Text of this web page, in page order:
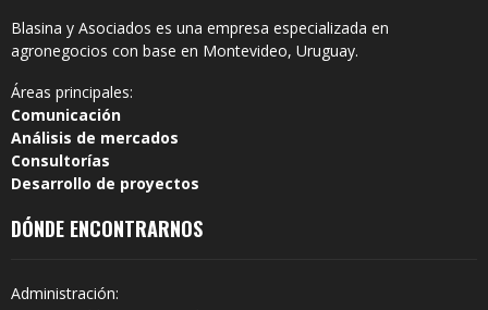
Blasina y Asociados es una empresa especializada en
agronegocios con base en Montevideo, Uruguay.
Áreas principales:
Comunicación
Análisis de mercados
Consultorías
Desarrollo de proyectos
DÓNDE ENCONTRARNOS
Administración: